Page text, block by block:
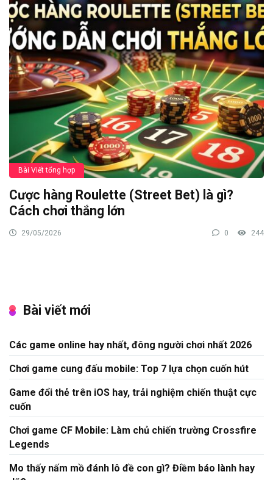
Bài Viết tổng hợp
Cược hàng Roulette (Street Bet) là gì?
Cách chơi thắng lớn
29/05/2026 0 244
Bài viết mới
Các game online hay nhất, đông người chơi nhất 2026
Chơi game cung đấu mobile: Top 7 lựa chọn cuốn hút
Game đổi thẻ trên iOS hay, trải nghiệm chiến thuật cực
cuốn
Chơi game CF Mobile: Làm chủ chiến trường Crossfire
Legends
Mo thấy nấm mồ đánh lô đề con gì? Điềm báo lành hay